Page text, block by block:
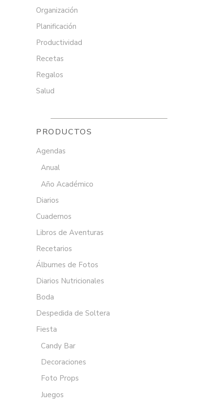
Organización
Planificación
Productividad
Recetas
Regalos
Salud
PRODUCTOS
Agendas
Anual
Año Académico
Diarios
Cuadernos
Libros de Aventuras
Recetarios
Álbumes de Fotos
Diarios Nutricionales
Boda
Despedida de Soltera
Fiesta
Candy Bar
Decoraciones
Foto Props
Juegos